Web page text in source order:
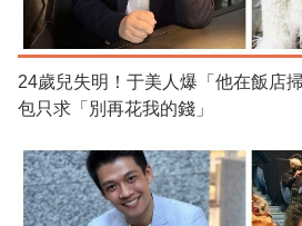
24歲兒失明！于美人爆「他在飯店
包只求「別再花我的錢」